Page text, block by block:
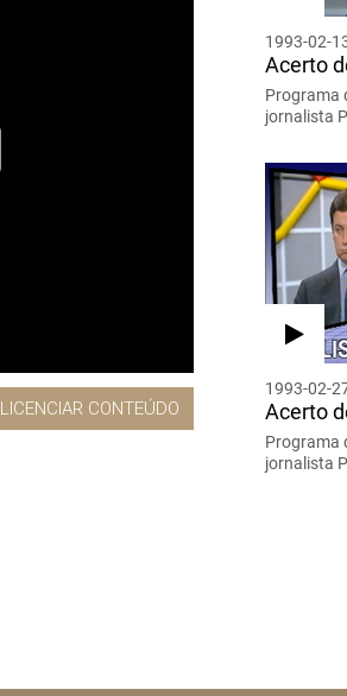
LICENCIAR CONTEÚDO
1993-02-
Acerto
Programa
jornalista
1993-02-
Acerto
Programa
jornalista